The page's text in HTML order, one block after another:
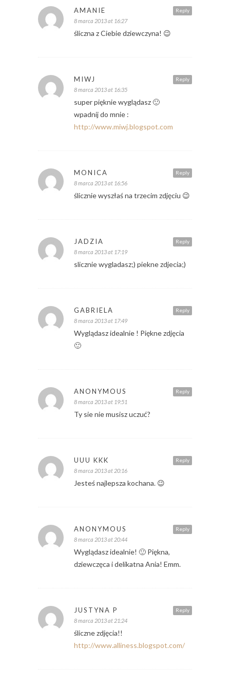
Reply
AMANIE
8 marca 2013 at 16:27
śliczna z Ciebie dziewczyna! 😉
Reply
MIWJ
8 marca 2013 at 16:35
super pięknie wyglądasz 🙂
wpadnij do mnie :
http://www.miwj.blogspot.com
Reply
MONICA
8 marca 2013 at 16:56
ślicznie wyszłaś na trzecim zdjęciu 😉
Reply
JADZIA
8 marca 2013 at 17:19
slicznie wygladasz;) piekne zdjecia;)
Reply
GABRIELA
8 marca 2013 at 17:49
Wyglądasz idealnie ! Piękne zdjęcia
🙂
Reply
ANONYMOUS
8 marca 2013 at 19:51
Ty sie nie musisz uczuć?
Reply
UUU KKK
8 marca 2013 at 20:16
Jesteś najlepsza kochana. 😉
Reply
ANONYMOUS
8 marca 2013 at 20:44
Wyglądasz idealnie! 🙂 Piękna,
dziewczęca i delikatna Ania! Emm.
Reply
JUSTYNA P
8 marca 2013 at 21:24
śliczne zdjęcia!!
http://www.alliness.blogspot.com/